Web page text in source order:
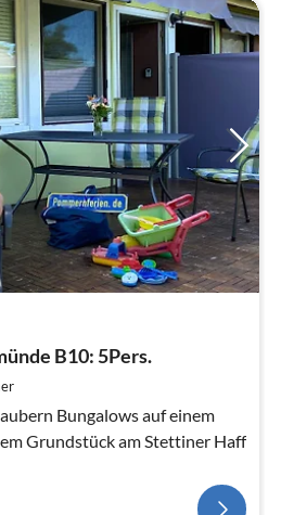
B10: 5Pers.
Bungalows auf einem
Grundstück am Stettiner Haff